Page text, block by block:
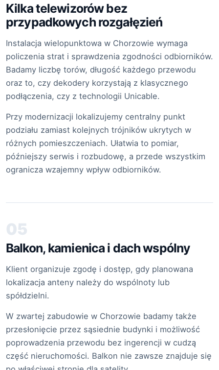
Kilka telewizorów bez
przypadkowych rozgałęzień
Instalacja wielopunktowa w Chorzowie wymaga
policzenia strat i sprawdzenia zgodności odbiorników.
Badamy liczbę torów, długość każdego przewodu
oraz to, czy dekodery korzystają z klasycznego
podłączenia, czy z technologii Unicable.
Przy modernizacji lokalizujemy centralny punkt
podziału zamiast kolejnych trójników ukrytych w
różnych pomieszczeniach. Ułatwia to pomiar,
późniejszy serwis i rozbudowę, a przede wszystkim
ogranicza wzajemny wpływ odbiorników.
05
Balkon, kamienica i dach wspólny
Klient organizuje zgodę i dostęp, gdy planowana
lokalizacja anteny należy do wspólnoty lub
spółdzielni.
W zwartej zabudowie w Chorzowie badamy także
przesłonięcie przez sąsiednie budynki i możliwość
poprowadzenia przewodu bez ingerencji w cudzą
część nieruchomości. Balkon nie zawsze znajduje się